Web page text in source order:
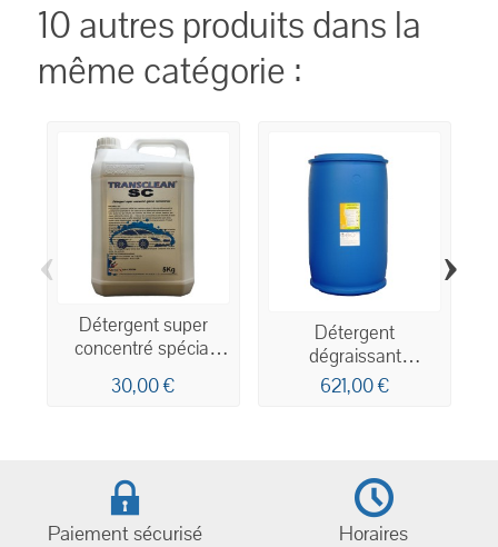
10 autres produits dans la
même catégorie :
Détergent super
concentré spécial
carrosseries 5kg
30,00 €
Détergent
dégraissant
concentré pour le
lavage des
621,00 €
‹ ›
Paiement sécurisé Horaires